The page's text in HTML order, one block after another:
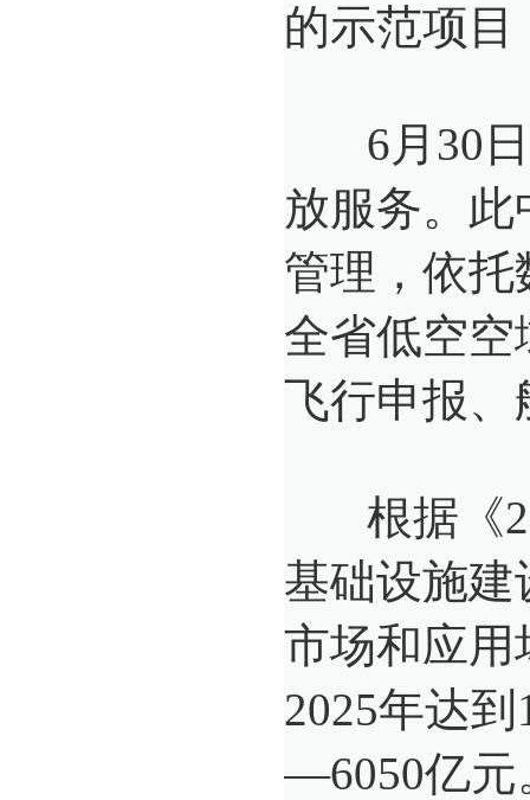
的示范项
6月30日
放服务。
管理，依
全省低空
飞行申报、
根据《
基础设施
市场和应用
2025年达
—6050亿元